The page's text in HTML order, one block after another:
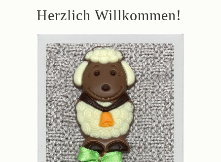
Herzlich Willkommen!